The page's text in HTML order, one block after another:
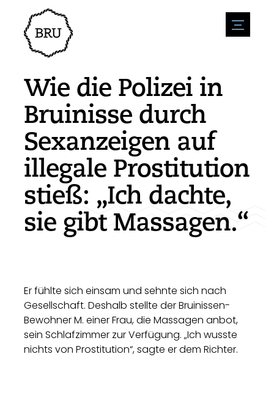
menu
Veranstaltungskalender
Veranstaltung anmelden
Übernachtung
Geschäfte
Natur & wasser
Sport
Sehenswürdigkeiten
Geschichte
Zugänglichkeit
Parken
Wohnumfeld
Um zu unternehmen
Stellenangebote
Stellenangebote veröffentlichen
Unternehmen
BIZ Bruinisse
Nachrichtenübersicht
Neuigkeiten einreichen
Wie die Polizei in
Bruinisse durch
Sexanzeigen auf
illegale Prostitution
stieß: „Ich dachte,
sie gibt Massagen.“
Er fühlte sich einsam und sehnte sich nach
Gesellschaft. Deshalb stellte der Bruinissen-
Bewohner M. einer Frau, die Massagen anbot,
sein Schlafzimmer zur Verfügung. „Ich wusste
nichts von Prostitution“, sagte er dem Richter.